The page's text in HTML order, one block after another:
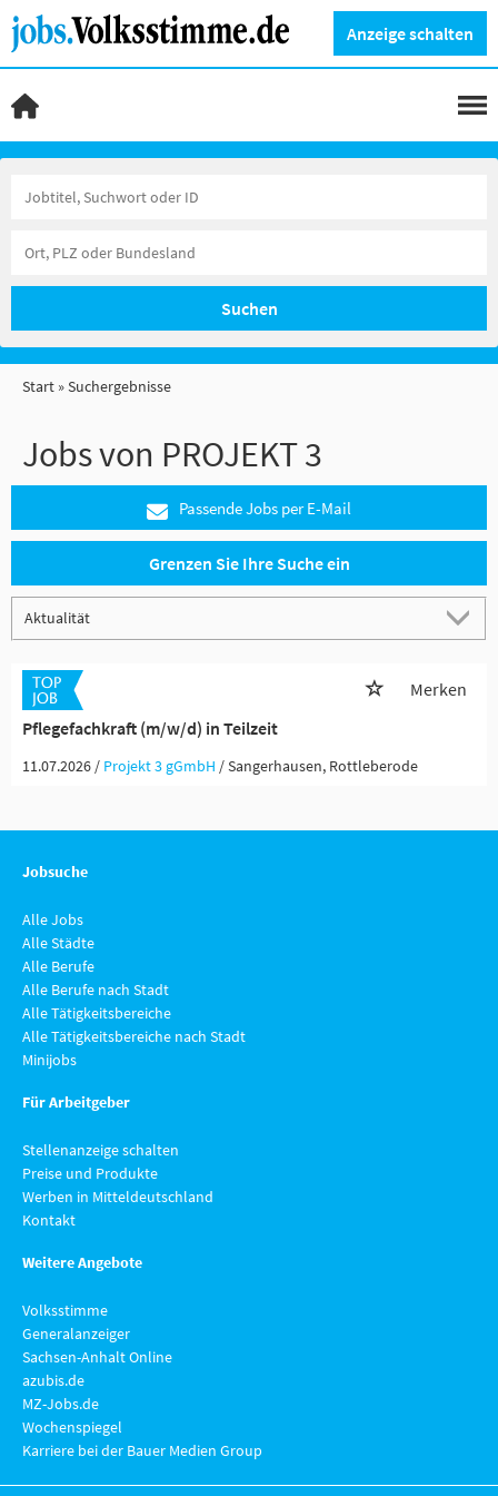
Anzeige schalten
Suchen
Start Suchergebnisse
Jobs von PROJEKT 3
Passende Jobs per E-Mail
Grenzen Sie Ihre Suche ein
Pflegefachkraft (m/w/d) in Teilzeit
Merken
11.07.2026 / Projekt 3 gGmbH / Sangerhausen, Rottleberode
Jobsuche
Alle Jobs
Alle Städte
Alle Berufe
Alle Berufe nach Stadt
Alle Tätigkeitsbereiche
Alle Tätigkeitsbereiche nach Stadt
Minijobs
Für Arbeitgeber
Stellenanzeige schalten
Preise und Produkte
Werben in Mitteldeutschland
Kontakt
Weitere Angebote
Volksstimme
Generalanzeiger
Sachsen-Anhalt Online
azubis.de
MZ-Jobs.de
Wochenspiegel
Karriere bei der Bauer Medien Group